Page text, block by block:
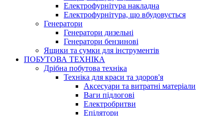
Електрофурнітура накладна
Електрофурнітура, що вбудовується
Генератори
Генератори дизельні
Генератори бензинові
Ящики та сумки для інструментів
ПОБУТОВА ТЕХНІКА
Дрібна побутова техніка
Техніка для краси та здоров'я
Аксесуари та витратні матеріали
Ваги підлогові
Електробритви
Епілятори